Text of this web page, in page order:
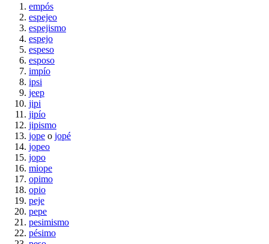
empós
espejeo
espejismo
espejo
espeso
esposo
impío
ipsi
jeep
jipi
jipío
jipismo
jope o jopé
jopeo
jopo
miope
opimo
opio
peje
pepe
pesimismo
pésimo